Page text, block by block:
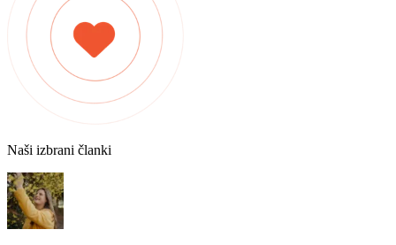
Naši izbrani članki